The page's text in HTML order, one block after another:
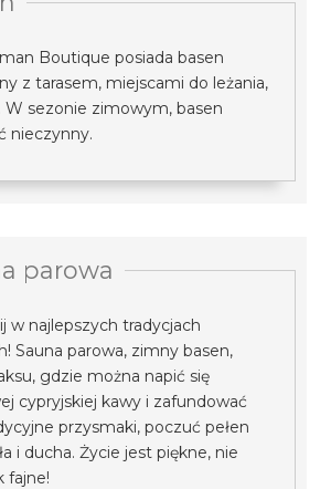
Boutique posiada basen
z tarasem, miejscami do leżania,
W sezonie zimowym, basen
nieczynny.
parowa
w najlepszych tradycjach
Sauna parowa, zimny basen,
gdzie można napić się
cypryjskiej kawy i zafundować
przysmaki, poczuć pełen
i ducha. Życie jest piękne, nie
fajne!